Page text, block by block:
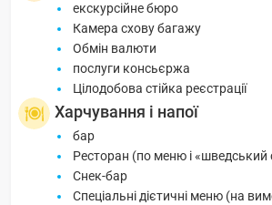
екскурсійне бюро
Камера схову багажу
Обмін валюти
послуги консьєржа
Цілодобова стійка реєстрації
Харчування і напої
бар
Ресторан (по меню і «шведський
Снек-бар
Спеціальні дієтичні меню (на